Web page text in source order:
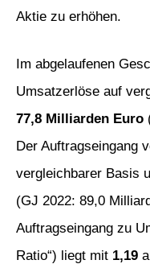
Aktie zu erhöhen.
Im abgelaufenen
Umsatzerlöse auf
77,8 Milliarden Euro
Der Auftragseingang
vergleichbarer Basis
(GJ 2022: 89,0
Auftragseingang zu
Ratio“) liegt mit 1,19